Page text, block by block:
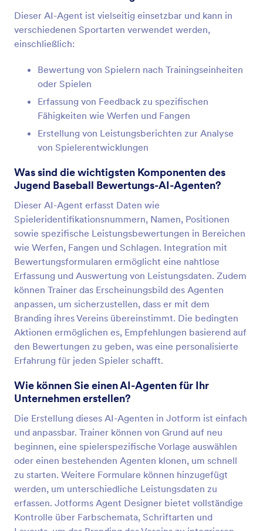
Dieser AI-Agent ist vielseitig einsetzbar und kann in
verschiedenen Sportarten verwendet werden,
einschließlich:
Bewertung von Spielern nach Trainingseinheiten
oder Spielen
Erfassung von Feedback zu spezifischen
Fähigkeiten wie Werfen und Fangen
Erstellung von Leistungsberichten zur Analyse
von Spielerentwicklungen
Was sind die wichtigsten Komponenten des
Jugend Baseball Bewertungs-AI-Agenten?
Dieser AI-Agent erfasst Daten wie
Spieleridentifikationsnummern, Namen, Positionen
sowie spezifische Leistungsbewertungen in Bereichen
wie Werfen, Fangen und Schlagen. Integration mit
Bewertungsformularen ermöglicht eine nahtlose
Erfassung und Auswertung von Leistungsdaten. Zudem
können Trainer das Erscheinungsbild des Agenten
anpassen, um sicherzustellen, dass er mit dem
Branding ihres Vereins übereinstimmt. Die bedingten
Aktionen ermöglichen es, Empfehlungen basierend auf
den Bewertungen zu geben, was eine personalisierte
Erfahrung für jeden Spieler schafft.
Wie können Sie einen AI-Agenten für Ihr
Unternehmen erstellen?
Die Erstellung dieses AI-Agenten in Jotform ist einfach
und anpassbar. Trainer können von Grund auf neu
beginnen, eine spielerspezifische Vorlage auswählen
oder einen bestehenden Agenten klonen, um schnell
zu starten. Weitere Formulare können hinzugefügt
werden, um unterschiedliche Leistungsdaten zu
erfassen. Jotforms Agent Designer bietet vollständige
Kontrolle über Farbschemata, Schriftarten und